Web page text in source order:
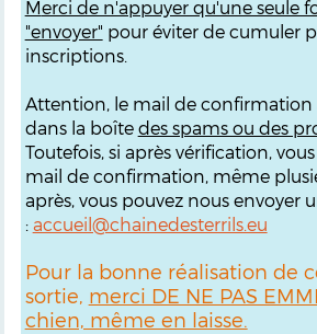
Merci de n'appuyer qu'une seule
"envoyer" pour éviter de cumuler
inscriptions.
Attention, le mail de confirmation
dans la boîte des spams ou des
Toutefois, si après vérification,
mail de confirmation, même
après, vous pouvez nous envoyer
: accueil@chainedesterrils.eu
Pour la bonne réalisation de
sortie, merci DE NE PAS
chien, même en laisse.